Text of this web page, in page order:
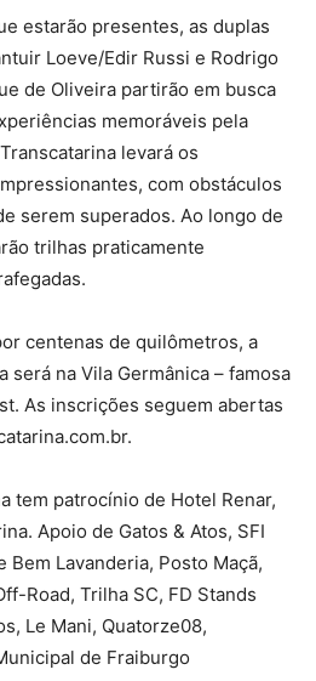
estarão presentes, as duplas
Loeve/Edir Russi e Rodrigo
de Oliveira partirão em busca
memoráveis pela
levará os
com obstáculos
serem superados. Ao longo de
trilhas praticamente
centenas de quilômetros, a
será na Vila Germânica – famosa
As inscrições seguem abertas
tem patrocínio de Hotel Renar,
Apoio de Gatos & Atos, SFI
Bem Lavanderia, Posto Maçã,
Road, Trilha SC, FD Stands
Le Mani, Quatorze08,
de Fraiburgo